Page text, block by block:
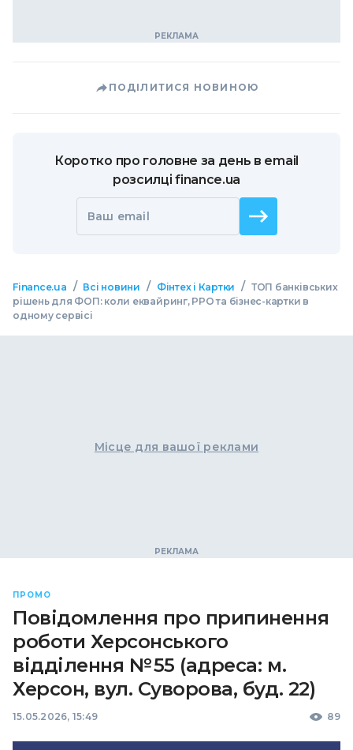
ПОДІЛИТИСЯ НОВИНОЮ
Коротко про головне за день в email
розсилці finance.ua
Ваш email
Finance.ua / Всі новини / Фінтех і Картки / ТОП банківських
рішень для ФОП: коли еквайринг, РРО та бізнес-картки в
одному сервісі
Місце для вашої реклами
ПРОМО
Повідомлення про припинення
роботи Херсонського
відділення № 55 (адреса: м.
Херсон, вул. Суворова, буд. 22)
15.05.2026, 15:49 89